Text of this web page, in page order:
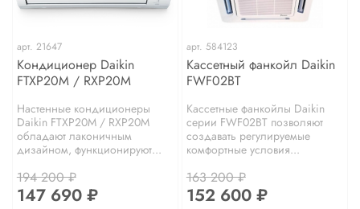
арт. 21647
Кондиционер Daikin
FTXP20M / RXP20M
Настенные кондиционеры
Daikin FTXP20M / RXP20M
обладают лаконичным
дизайном, функционируют...
194 200 ₽
147 690 ₽
арт. 584123
Кассетный фанкойл Daikin
FWF02BT
Кассетные фанкойлы Daikin
серии FWF02BT позволяют
создавать регулируемые
комфортные условия...
163 200 ₽
152 600 ₽